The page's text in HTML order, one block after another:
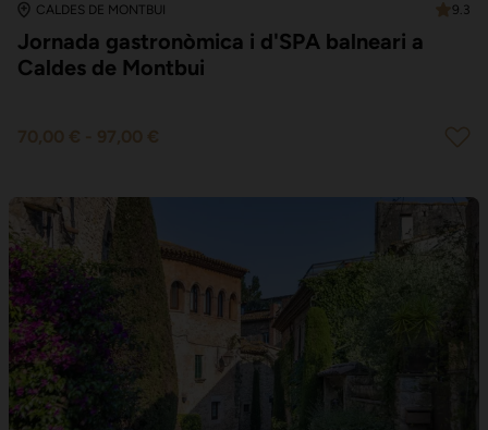
CALDES DE MONTBUI 9.3
Jornada gastronòmica i d'SPA balneari a
Caldes de Montbui